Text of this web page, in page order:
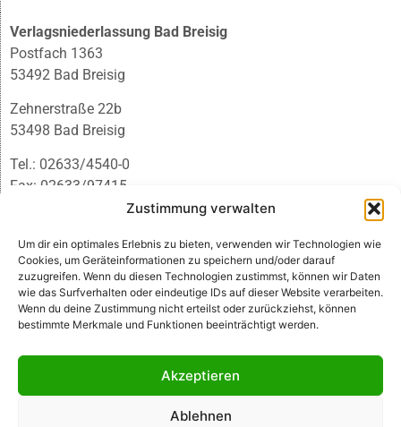
Zustimmung verwalten
Um dir ein optimales Erlebnis zu bieten, verwenden wir Technologien wie
Cookies, um Geräteinformationen zu speichern und/oder darauf
zuzugreifen. Wenn du diesen Technologien zustimmst, können wir Daten
wie das Surfverhalten oder eindeutige IDs auf dieser Website verarbeiten.
Wenn du deine Zustimmung nicht erteilst oder zurückziehst, können
bestimmte Merkmale und Funktionen beeinträchtigt werden.
Akzeptieren
Ablehnen
Verlagsniederlassung Bad Breisig
Postfach 1363
53492 Bad Breisig
Zehnerstraße 22b
53498 Bad Breisig
Tel.: 02633/4540-0
Fax: 02633/97415
infobb@blmedien.de